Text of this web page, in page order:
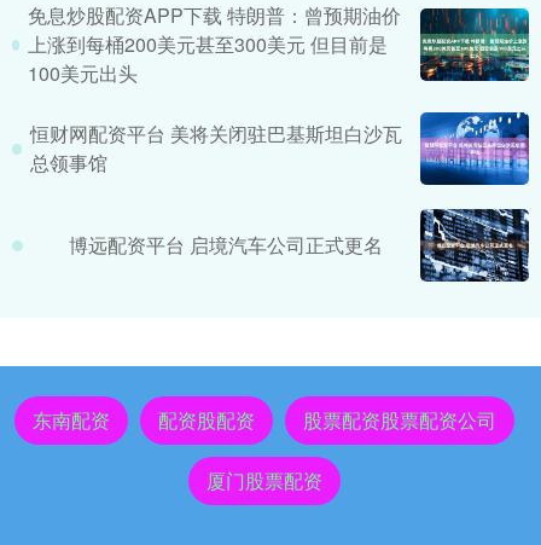
免息炒股配资APP下载 特朗普：曾预期油价
上涨到每桶200美元甚至300美元 但目前是
100美元出头
恒财网配资平台 美将关闭驻巴基斯坦白沙瓦
总领事馆
博远配资平台 启境汽车公司正式更名
东南配资 配资股配资 股票配资股票配资公司
厦门股票配资